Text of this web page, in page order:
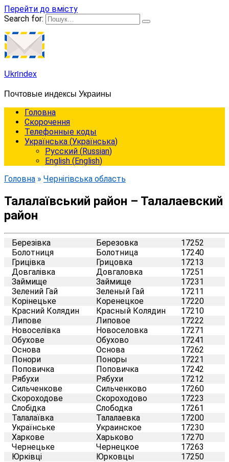
Перейти до вмісту
Search for:
Ukrindex
Почтовые индексы Украины
Головна
Cкорочення
Телефонные коды
Українська (Українська)
Русский (Russian)
English (English)
Головна » Чернігівська область
Талалаївський район – Талалаевский
район
Березівка Березовка
17252
Болотниця
Болотница
17240
Грицівка
Грицовка
17213
Довгалівка
Довгаловка
17251
Займище
Займище
17231
Зелений Гай
Зеленый Гай
17211
Корінецьке
Коренецкое
17220
Красний Колядин
Красный Колядин
17210
Липове
Липовое
17222
Новоселівка
Новоселовка
17271
Обухове
Обухово
17241
Основа
Основа
17262
Понори
Поноры
17221
Поповичка
Поповичка
17242
Рябухи
Рябухи
17212
Сильченкове
Сильченково
17260
Скороходове
Скороходово
17223
Слобідка
Слободка
17261
Талалаївка
Талалаевка
17200
Українське
Украинское
17230
Харкове
Харьково
17270
Чернецьке
Чернецкое
17263
Юрківці
Юрковцы 17250